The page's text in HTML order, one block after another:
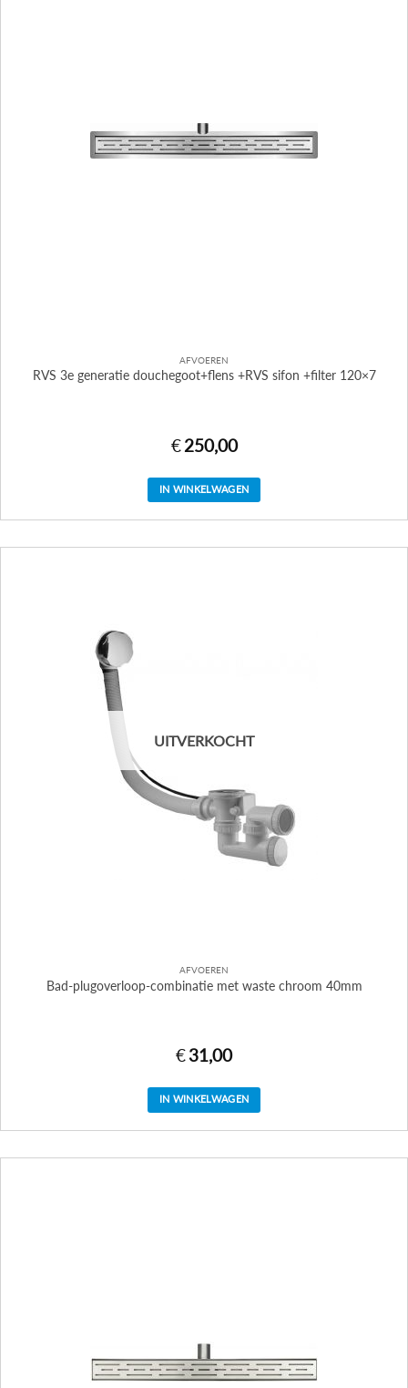
AFVOEREN
RVS 3e generatie douchegoot+flens +RVS sifon +filter 120×7
€ 250,00
IN WINKELWAGEN
UITVERKOCHT
AFVOEREN
Bad-plugoverloop-combinatie met waste chroom 40mm
€31,00
IN WINKELWAGEN